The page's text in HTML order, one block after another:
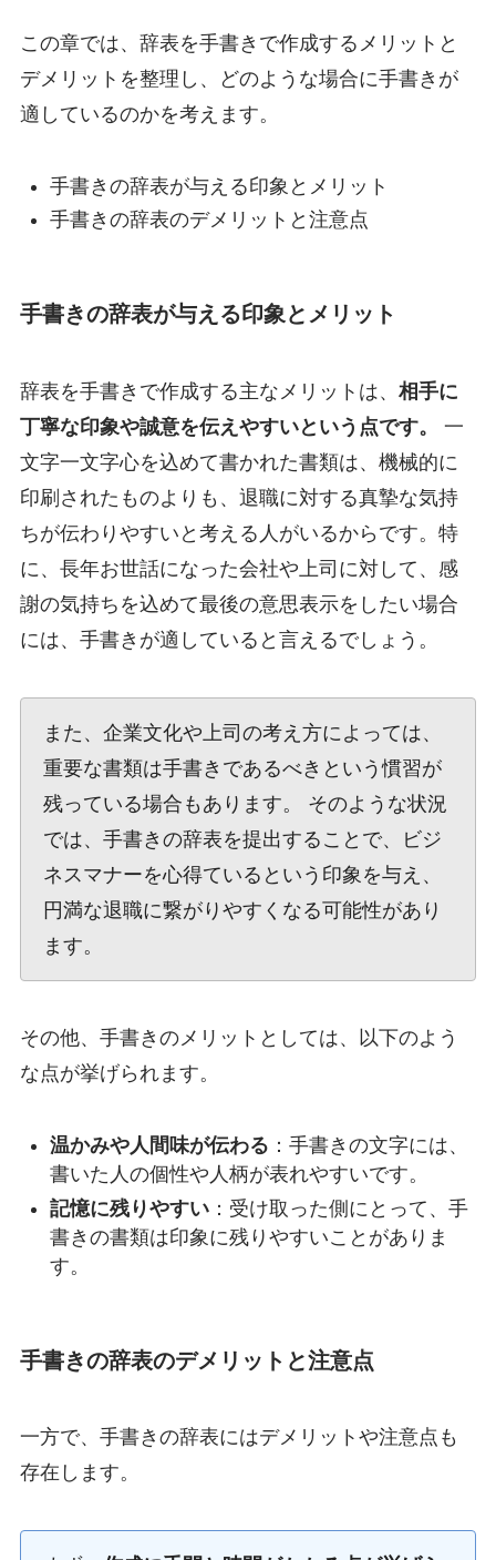
この章では、辞表を手書きで作成するメリットと
デメリットを整理し、どのような場合に手書きが
適しているのかを考えます。
手書きの辞表が与える印象とメリット
手書きの辞表のデメリットと注意点
手書きの辞表が与える印象とメリット
辞表を手書きで作成する主なメリットは、 相手に
丁寧な印象や誠意を伝えやすいという点です。
一
文字一文字心を込めて書かれた書類は、機械的に
印刷されたものよりも、退職に対する真摯な気持
ちが伝わりやすいと考える人がいるからです。特
に、長年お世話になった会社や上司に対して、感
謝の気持ちを込めて最後の意思表示をしたい場合
には、手書きが適していると言えるでしょう。
また、企業文化や上司の考え方によっては、
重要な書類は手書きであるべきという慣習が
残っている場合もあります。 そのような状況
では、手書きの辞表を提出することで、ビジ
ネスマナーを心得ているという印象を与え、
円満な退職に繋がりやすくなる可能性があり
ます。
その他、手書きのメリットとしては、以下のよう
な点が挙げられます。
温かみや人間味が伝わる ：手書きの文字には、
書いた人の個性や人柄が表れやすいです。
記憶に残りやすい：受け取った側にとって、手
書きの書類は印象に残りやすいことがありま
す。
手書きの辞表のデメリットと注意点
一方で、手書きの辞表にはデメリットや注意点も
存在します。